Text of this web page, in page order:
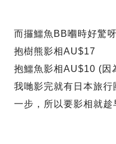
而攞鱷魚BB嗰時好驚
抱樹熊影相AU$17
抱鱷魚影相AU$10 (因
我哋影完就有日本旅
一步，所以要影相就趁